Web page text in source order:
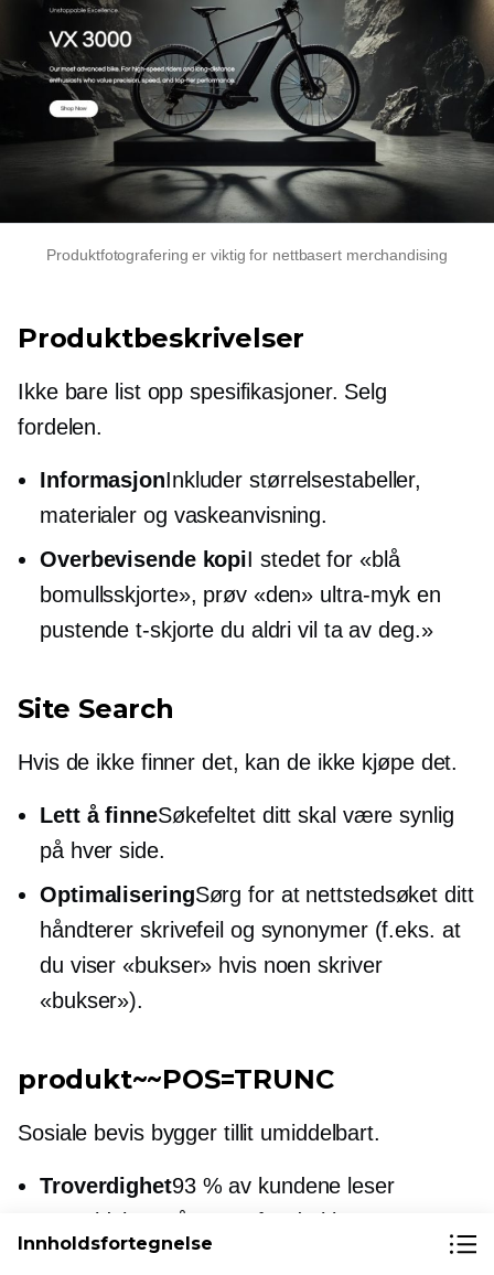
Produktfotografering er viktig for nettbasert merchandising
Produktbeskrivelser
Ikke bare list opp spesifikasjoner. Selg
fordelen.
InformasjonInkluder størrelsestabeller,
materialer og vaskeanvisning.
Overbevisende kopiI stedet for «blå
bomullsskjorte», prøv «den» ultra-myk en
pustende t-skjorte du aldri vil ta av deg.»
Site Search
Hvis de ikke finner det, kan de ikke kjøpe det.
Lett å finneSøkefeltet ditt skal være synlig
på hver side.
OptimaliseringSørg for at nettstedsøket ditt
håndterer skrivefeil og synonymer (f.eks. at
du viser «bukser» hvis noen skriver
«bukser»).
produkt~~POS=TRUNC
Sosiale bevis bygger tillit umiddelbart.
Troverdighet93 % av kundene leser
anmeldelser på nettet før de kjøper.
Innholdsfortegnelse